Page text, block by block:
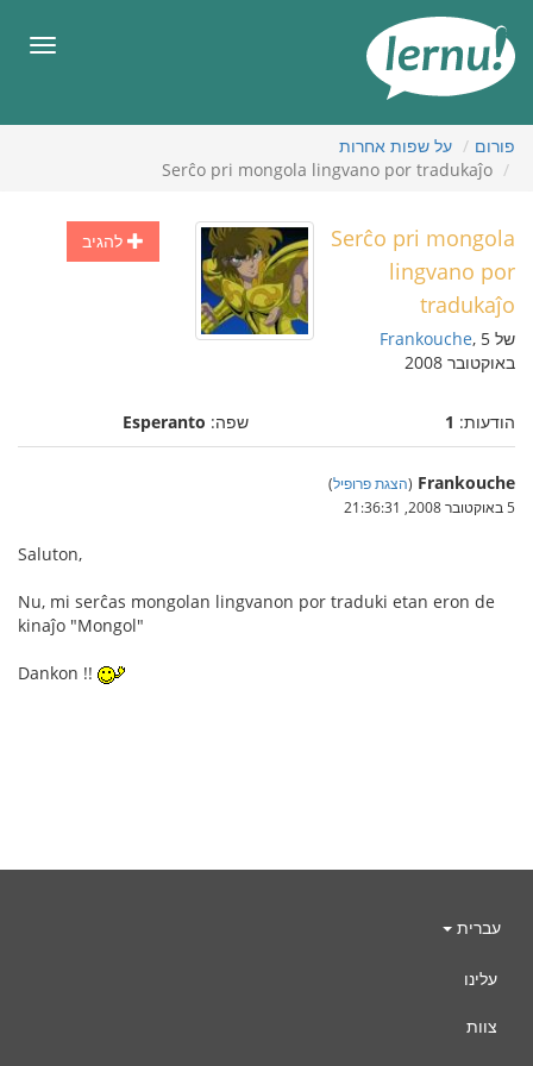
העניינים
פורום
על שפות אחרות
Serĉo pri mongola lingvano por tradukaĵo
להגיב
Serĉo pri mongola
lingvano por
tradukaĵo
של Frankouche, 5
באוקטובר 2008
הודעות: 1 שפה: Esperanto
Frankouche
(הצגת פרופיל)
5 באוקטובר 2008, 21:36:31
Saluton,
Nu, mi serĉas mongolan lingvanon por traduki etan eron de
kinaĵo "Mongol"
Dankon !!
עברית
עלינו
צוות